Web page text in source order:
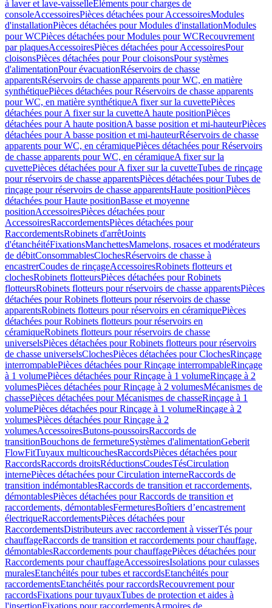
à laver et lave-vaisselleEléments pour charges de
consoleAccessoiresPièces détachées pour AccessoiresModules
d'installationPièces détachées pour Modules d'installationModules
pour WCPièces détachées pour Modules pour WCRecouvrement
par plaquesAccessoiresPièces détachées pour AccessoiresPour
cloisonsPièces détachées pour Pour cloisonsPour systèmes
d'alimentationPour évacuationRéservoirs de chasse
apparentsRéservoirs de chasse apparents pour WC, en matière
synthétiquePièces détachées pour Réservoirs de chasse apparents
pour WC, en matière synthétiqueA fixer sur la cuvettePièces
détachées pour A fixer sur la cuvetteA haute positionPièces
détachées pour A haute positionA basse position et mi-hauteurPièces
détachées pour A basse position et mi-hauteurRéservoirs de chasse
apparents pour WC, en céramiquePièces détachées pour Réservoirs
de chasse apparents pour WC, en céramiqueA fixer sur la
cuvettePièces détachées pour A fixer sur la cuvetteTubes de rinçage
pour réservoirs de chasse apparentsPièces détachées pour Tubes de
rinçage pour réservoirs de chasse apparentsHaute positionPièces
détachées pour Haute positionBasse et moyenne
positionAccessoiresPièces détachées pour
AccessoiresRaccordementsPièces détachées pour
RaccordementsRobinets d'arrêtJoints
d'étanchéitéFixationsManchettesMamelons, rosaces et modérateurs
de débitConsommablesClochesRéservoirs de chasse à
encastrerCoudes de rinçageAccessoiresRobinets flotteurs et
clochesRobinets flotteursPièces détachées pour Robinets
flotteursRobinets flotteurs pour réservoirs de chasse apparentsPièces
détachées pour Robinets flotteurs pour réservoirs de chasse
apparentsRobinets flotteurs pour réservoirs en céramiquePièces
détachées pour Robinets flotteurs pour réservoirs en
céramiqueRobinets flotteurs pour réservoirs de chasse
universelsPièces détachées pour Robinets flotteurs pour réservoirs
de chasse universelsClochesPièces détachées pour ClochesRinçage
interrompablePièces détachées pour Rinçage interrompableRinçage
à 1 volumePièces détachées pour Rinçage à 1 volumeRinçage à 2
volumesPièces détachées pour Rinçage à 2 volumesMécanismes de
chassePièces détachées pour Mécanismes de chasseRinçage à 1
volumePièces détachées pour Rinçage à 1 volumeRinçage à 2
volumesPièces détachées pour Rinçage à 2
volumesAccessoiresButons-poussoirsRaccords de
transitionBouchons de fermetureSystèmes d'alimentationGeberit
FlowFitTuyaux multicouchesRaccordsPièces détachées pour
RaccordsRaccords droitsRéductionsCoudesTésCirculation
internePièces détachées pour Circulation interneRaccords de
transition indémontablesRaccords de transition et raccordements,
démontablesPièces détachées pour Raccords de transition et
raccordements, démontablesFermeturesBoîtiers d’encastrement
électriqueRaccordementsPièces détachées pour
RaccordementsDistributeurs avec raccordement à visserTés pour
chauffageRaccords de transition et raccordements pour chauffage,
démontablesRaccordements pour chauffagePièces détachées pour
Raccordements pour chauffageAccessoiresIsolations pour culasses
muralesEtanchéités pour tubes et raccordsEtanchéités pour
raccordementsEtanchéités pour raccordsRecouvrement pour
raccordsFixations pour tuyauxTubes de protection et aides à
l'insertionFixations pour raccordementsArmoires de